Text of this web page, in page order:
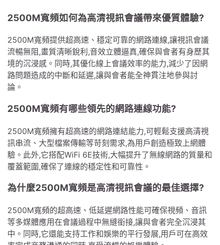
2500M寬頻如何為高清視訊會議帶來優質體驗?
2500M寬頻提供超高速、穩定可靠的網路連線,讓視訊會議
流暢無阻,畫質清晰銳利,音效立體逼真,確保與會者有身歷其
境的沉浸感。同時,其優化線上會議效率的能力,減少了因網
路問題造成的中斷和延遲,讓與會者能全神貫注地參與討
論。
2500M寬頻有哪些領先的網路連線功能?
2500M寬頻擁有超高速的網路連結能力,可輕鬆支援高清視
訊串流、大型檔案傳輸等苛刻需求,為用戶創造極致上網體
驗。此外,它搭配WiFi 6E技術,大幅提升了無線網路的質量和
覆蓋範圍,確保了連線的穩定性和可靠性。
為什麼2500M寬頻是高清視訊會議的最佳選擇?
2500M寬頻的超高速、低延遲網路性能可確保視頻、音訊
等多媒體應用在會議過程中無縫銜接,讓與會者完全沉浸其
中。同時,它還能支持工作和娛樂的平行發展,用戶可在高效